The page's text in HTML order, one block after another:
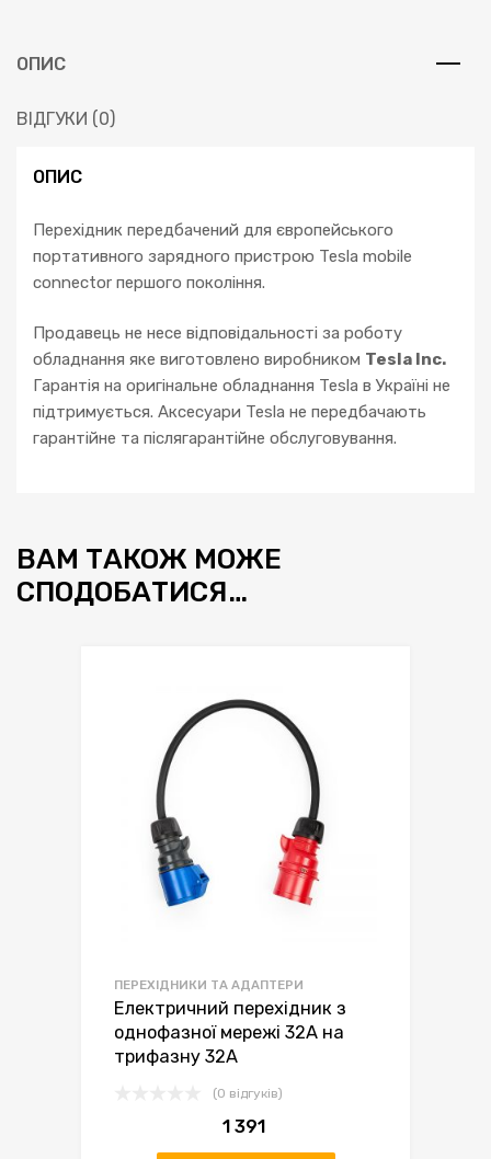
ОПИС
ВІДГУКИ (0)
ОПИС
Перехідник передбачений для європейського
портативного зарядного пристрою Tesla mobile
connector першого покоління.
Продавець не несе відповідальності за роботу
обладнання яке виготовлено виробником Tesla Inc.
Гарантія на оригінальне обладнання Tesla в Україні не
підтримується. Аксесуари Tesla не передбачають
гарантійне та післягарантійне обслуговування.
ВАМ ТАКОЖ МОЖЕ
СПОДОБАТИСЯ…
ПЕРЕХІДНИКИ ТА АДАПТЕРИ
Електричний перехідник з
однофазної мережі 32А на
трифазну 32А
(0 відгуків)
1 391